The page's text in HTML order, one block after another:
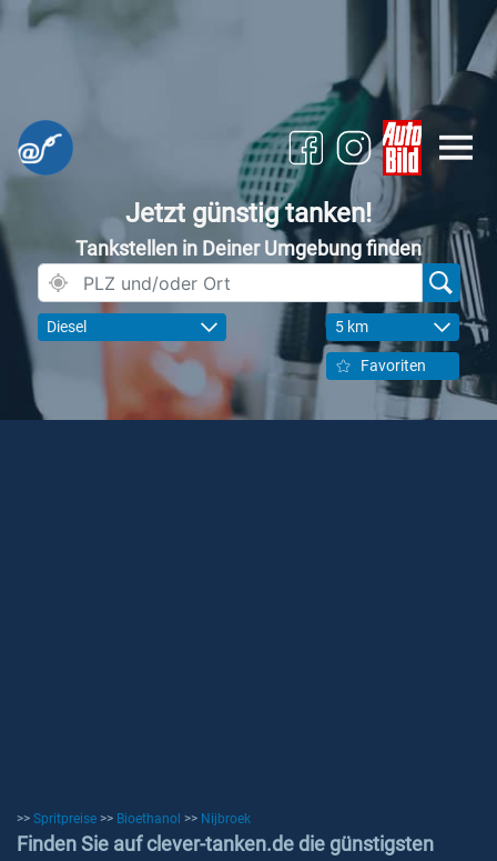
Jetzt günstig tanken!
Tankstellen in Deiner Umgebung finden
Diesel 5 km
Favoriten
>> Spritpreise >> Bioethanol >> Nijbroek
Finden Sie auf clever-tanken.de die günstigsten